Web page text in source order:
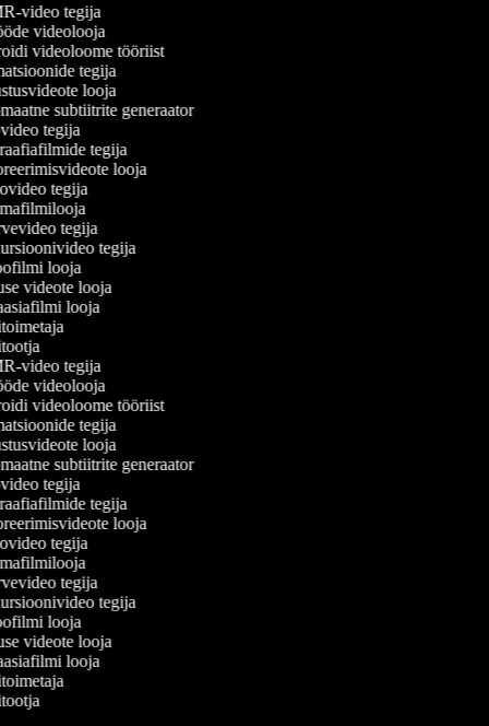
video tegija
videolooja
videoloome tööriist
tegija
looja
subtiitrite generaator
tegija
tegija
looja
tegija
tegija
tegija
looja
videote looja
looja
video tegija
videolooja
videoloome tööriist
tegija
looja
subtiitrite generaator
tegija
tegija
looja
tegija
tegija
tegija
looja
videote looja
looja